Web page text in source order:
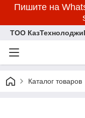
Пишите на
ТОО
Каталог товаров